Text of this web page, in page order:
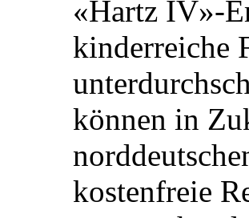
«Hartz IV»-
kinderreiche
können in
kostenfreie